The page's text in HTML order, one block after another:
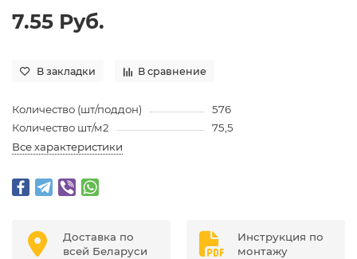
7.55 Руб.
В закладки В сравнение
Количество (шт/поддон)
576
Количество шт/м2
75,5
Все характеристики
Доставка по
всей Беларуси
Инструкция по
монтажу